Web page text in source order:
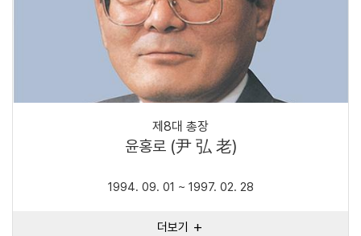
제8대 총장
윤홍로 (尹 弘 老)
1994. 09. 01 ~ 1997. 02. 28
더보기 add